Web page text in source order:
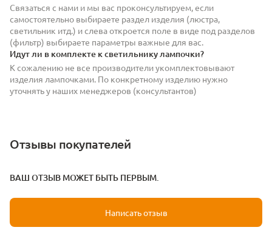
Связаться с нами и мы вас проконсультируем, если
самостоятельно выбираете раздел изделия (люстра,
светильник итд.) и слева откроется поле в виде под разделов
(фильтр) выбираете параметры важные для вас.
Идут ли в комплекте к светильнику лампочки?
К сожалению не все производители укомплектовывают
изделия лампочками. По конкретному изделию нужно
уточнять у наших менеджеров (консультантов)
Отзывы покупателей
ВАШ ОТЗЫВ МОЖЕТ БЫТЬ ПЕРВЫМ.
Написать отзыв